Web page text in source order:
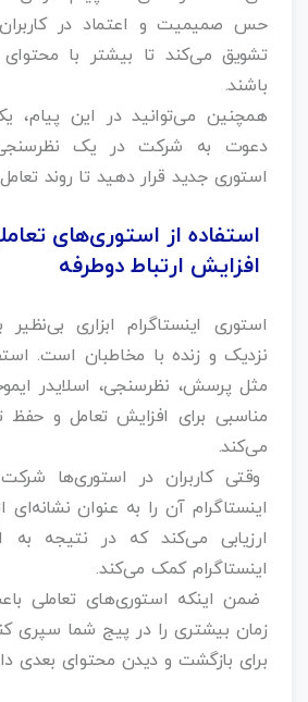
حس صمیمیت و اعتماد در
تشویق می‌کند تا بیشتر با
باشند.
دعوت به شرکت در یک
استوری جدید قرار دهید تا روند
استفاده از استوری‌های
افزایش ارتباط دوطرفه
استوری اینستاگرام ابزاری بی‌نظیر
نزدیک و زنده با مخاطبان است.
مثل پرسش، نظرسنجی، اسلایدر
مناسبی برای افزایش تعامل و حفظ
می‌کند.
وقتی کاربران در استوری‌ها شرکت
اینستاگرام آن را به عنوان نشانه‌ای
ارزیابی می‌کند که در نتیجه به
اینستاگرام کمک می‌کند.
ضمن اینکه استوری‌های تعاملی
زمان بیشتری را در پیج شما سپری
برای بازگشت و دیدن محتوای بعدی